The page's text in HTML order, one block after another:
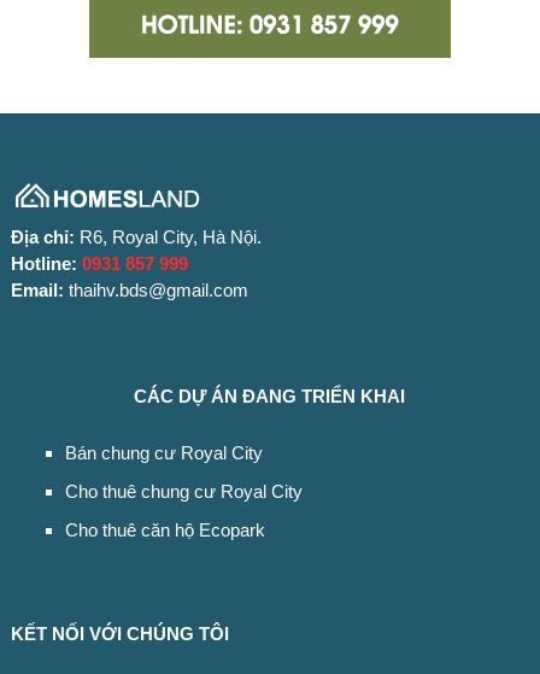
Địa chỉ: R6, Royal City, Hà Nội.
Hotline: 0931 857 999
Email: thaihv.bds@gmail.com
CÁC DỰ ÁN ĐANG TRIỂN KHAI
Bán chung cư Royal City
Cho thuê chung cư Royal City
Cho thuê căn hộ Ecopark
KẾT NỐI VỚI CHÚNG TÔI